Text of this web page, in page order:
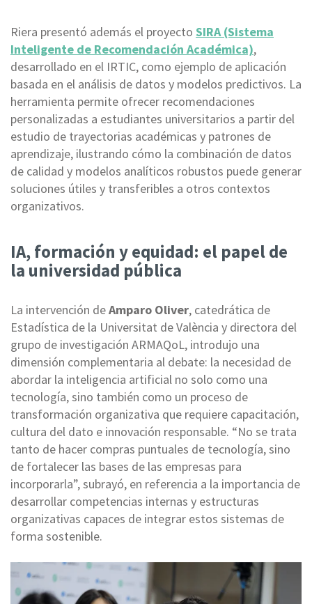
Riera presentó además el proyecto SIRA (Sistema
Inteligente de Recomendación Académica),
desarrollado en el IRTIC, como ejemplo de aplicación
basada en el análisis de datos y modelos predictivos. La
herramienta permite ofrecer recomendaciones
personalizadas a estudiantes universitarios a partir del
estudio de trayectorias académicas y patrones de
aprendizaje, ilustrando cómo la combinación de datos
de calidad y modelos analíticos robustos puede generar
soluciones útiles y transferibles a otros contextos
organizativos.
IA, formación y equidad: el papel de
la universidad pública
La intervención deAmparo Oliver, catedrática de
Estadística de la Universitat de València y directora del
grupo de investigación ARMAQoL, introdujo una
dimensión complementaria al debate: la necesidad de
abordar la inteligencia artificial no solo como una
tecnología, sino también como un proceso de
transformación organizativa que requiere capacitación,
cultura del dato e innovación responsable. “No se trata
tanto de hacer compras puntuales de tecnología, sino
de fortalecer las bases de las empresas para
incorporarla”, subrayó, en referencia a la importancia de
desarrollar competencias internas y estructuras
organizativas capaces de integrar estos sistemas de
forma sostenible.